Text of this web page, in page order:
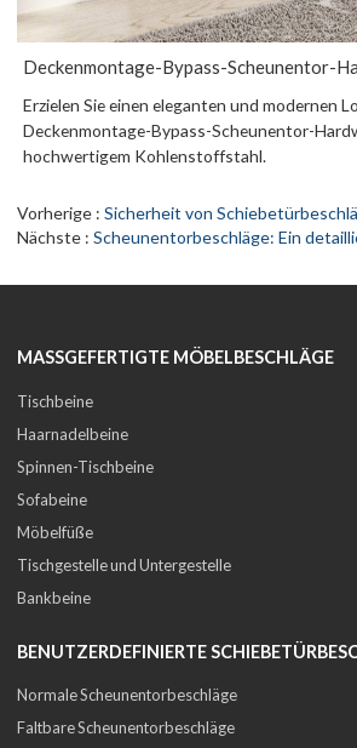
Deckenmontage-Bypass-Scheunentor-
Erzielen Sie einen eleganten und modernen
Deckenmontage-Bypass-Scheunentor-
hochwertigem Kohlenstoffstahl.
Vorherige
Nächste
MASSGEFERTIGTE MÖBELBESCHLÄGE
Tischbeine
Haarnadelbeine
Spinnen-Tischbeine
Sofabeine
Möbelfüße
Tischgestelle und Untergestelle
Bankbeine
BENUTZERDEFINIERTE
Normale Scheunentorbeschläge
Faltbare Scheunentorbeschläge